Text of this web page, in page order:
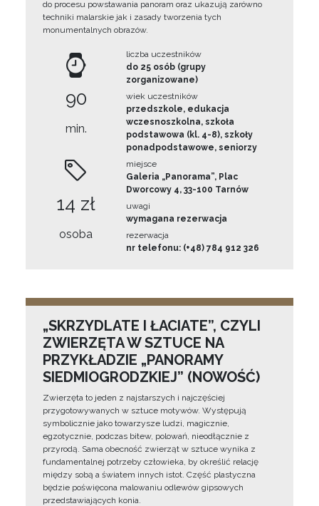
do procesu powstawania panoram oraz ukazują zarówno
techniki malarskie jak i zasady tworzenia tych
monumentalnych obrazów.
90
min.
14 zł
osoba
liczba uczestników
do 25 osób (grupy
zorganizowane)
wiek uczestników
przedszkole, edukacja
wczesnoszkolna, szkoła
podstawowa (kl. 4-8), szkoły
ponadpodstawowe, seniorzy
miejsce
Galeria „Panorama”, Plac
Dworcowy 4, 33-100 Tarnów
uwagi
wymagana rezerwacja
rezerwacja
nr telefonu: (+48) 784 912 326
„SKRZYDLATE I ŁACIATE”, CZYLI
ZWIERZĘTA W SZTUCE NA
PRZYKŁADZIE „PANORAMY
SIEDMIOGRODZKIEJ” (NOWOŚĆ)
Zwierzęta to jeden z najstarszych i najczęściej
przygotowywanych w sztuce motywów. Występują
symbolicznie jako towarzysze ludzi, magicznie,
egzotycznie, podczas bitew, polowań, nieodłącznie z
przyrodą. Sama obecność zwierząt w sztuce wynika z
fundamentalnej potrzeby człowieka, by określić relację
między sobą a światem innych istot. Część plastyczna
będzie poświęcona malowaniu odlewów gipsowych
przedstawiających konia.